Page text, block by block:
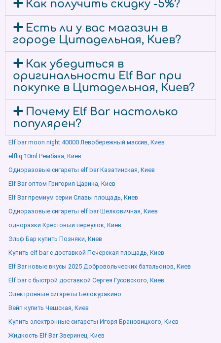
Как получить скидку -5%?
Есть ли у вас магазин в
городе Цитадельная, Киев?
Как убедиться в
оригинальности Elf Bar при
покупке в Цитадельная, Киев?
Почему Elf Bar настолько
популярен?
Elf bar moon night 40000 Левобережный массив, Киев
elfliq 10ml Рембаза, Киев
Одноразовые сигареты elf bar Казатинская, Киев
Elf Bar оптом Григория Царика, Киев
Elf Bar премиум серии Славы площадь, Киев
Одноразовые сигареты elf bar Шелковичная, Киев
одноразки Крестовый переулок, Киев
Эльф Бар купить Позняки, Киев
Купить elf bar с доставкой Печерская площадь, Киев
Elf Bar новые вкусы 2025 Добровольческих батальонов, Киев
Elf bar с быстрой доставкой Сергея Гусовского, Киев
Электронные сигареты Белокуракино
Вейп купить Чешская, Киев
Купить электронные сигареты Игоря Брановицкого, Киев
Жидкость Elf Bar Зверинец, Киев